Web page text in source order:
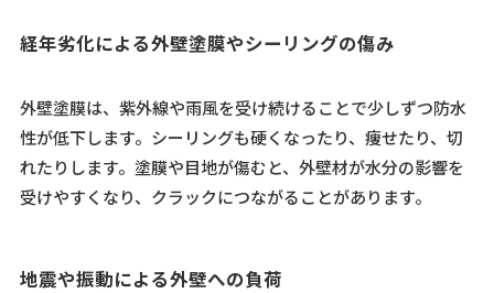
経年劣化による外壁塗膜やシーリングの傷み
外壁塗膜は、紫外線や雨風を受け続けることで少しずつ防水
性が低下します。シーリングも硬くなったり、痩せたり、切
れたりします。塗膜や目地が傷むと、外壁材が水分の影響を
受けやすくなり、クラックにつながることがあります。
地震や振動による外壁への負荷